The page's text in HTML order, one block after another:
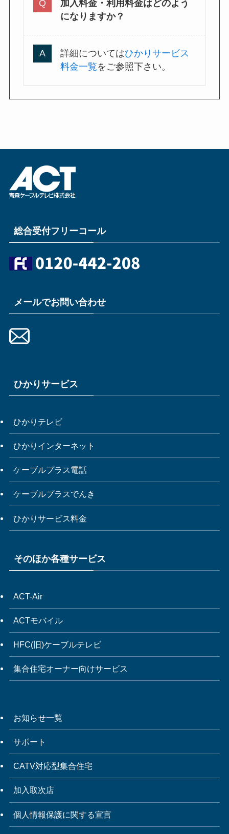
加入料金・利用料金はどのよう
になりますか？
詳細についてはひかりサービス
料金一覧をご参照下さい。
総合受付フリーコール
メールでお問い合わせ
ひかりサービス
ひかりテレビ
ひかりインターネット
ケーブルプラス電話
ケーブルプラスでんき
ひかりサービス料金
そのほか各種サービス
ACT-Air
ACTモバイル
HFC(旧)ケーブルテレビ
集合住宅オーナー向けサービス
お知らせ一覧
サポート
CATV対応型集合住宅
加入取次店
個人情報保護に関する宣言